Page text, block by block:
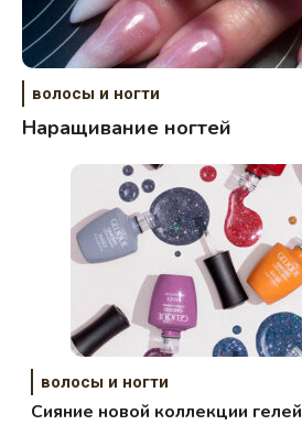
волосы и ногти
Наращивание ногтей
волосы и ногти
Сияние новой коллекции гелей